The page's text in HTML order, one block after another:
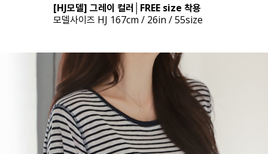
[HJ모델] 그레이 컬러│FREE size 착용
모델사이즈 HJ 167cm / 26in / 55size